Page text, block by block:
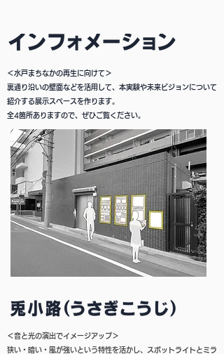
＜水戸まちなかの再生に向けて＞
裏通り沿いの壁面などを活用して、本実験や未来ビジョンについて
紹介する展示スペースを作ります。​
全4箇所ありますので、ぜひご覧ください。
＜音と光の演出でイメージアップ＞
狭い・暗い・風が強いという特性を活かし、スポットライトとミラ